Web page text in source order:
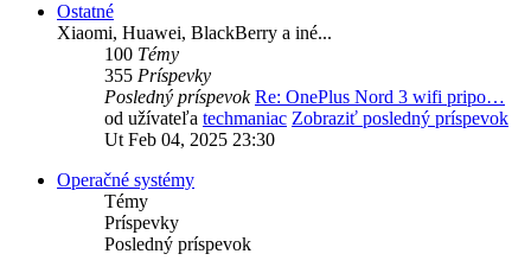
Ostatné
Xiaomi, Huawei, BlackBerry a iné...
100 Témy
355 Príspevky
Posledný príspevok Re: OnePlus Nord 3 wifi pripo…
od užívateľa techmaniac Zobraziť posledný príspevok
Ut Feb 04, 2025 23:30
Operačné systémy
Témy
Príspevky
Posledný príspevok